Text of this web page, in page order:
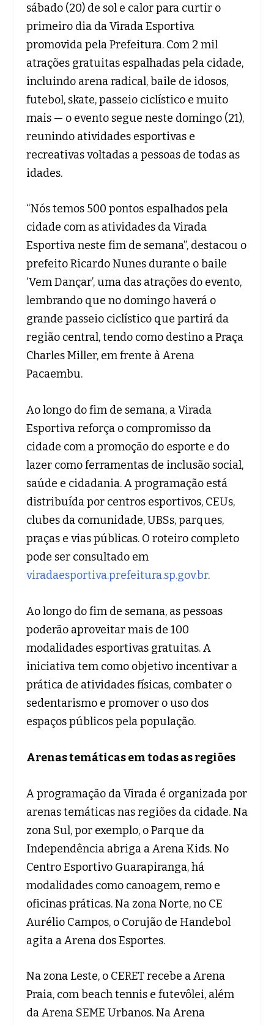
sábado (20) de sol e calor para curtir o
primeiro dia da Virada Esportiva
promovida pela Prefeitura. Com 2 mil
atrações gratuitas espalhadas pela cidade,
incluindo arena radical, baile de idosos,
futebol, skate, passeio ciclístico e muito
mais — o evento segue neste domingo (21),
reunindo atividades esportivas e
recreativas voltadas a pessoas de todas as
idades.
“Nós temos 500 pontos espalhados pela
cidade com as atividades da Virada
Esportiva neste fim de semana”, destacou o
prefeito Ricardo Nunes durante o baile
‘Vem Dançar’, uma das atrações do evento,
lembrando que no domingo haverá o
grande passeio ciclístico que partirá da
região central, tendo como destino a Praça
Charles Miller, em frente à Arena
Pacaembu.
Ao longo do fim de semana, a Virada
Esportiva reforça o compromisso da
cidade com a promoção do esporte e do
lazer como ferramentas de inclusão social,
saúde e cidadania. A programação está
distribuída por centros esportivos, CEUs,
clubes da comunidade, UBSs, parques,
praças e vias públicas. O roteiro completo
pode ser consultado em
viradaesportiva.prefeitura.sp.gov.br.
Ao longo do fim de semana, as pessoas
poderão aproveitar mais de 100
modalidades esportivas gratuitas. A
iniciativa tem como objetivo incentivar a
prática de atividades físicas, combater o
sedentarismo e promover o uso dos
espaços públicos pela população.
Arenas temáticas em todas as regiões
A programação da Virada é organizada por
arenas temáticas nas regiões da cidade. Na
zona Sul, por exemplo, o Parque da
Independência abriga a Arena Kids. No
Centro Esportivo Guarapiranga, há
modalidades como canoagem, remo e
oficinas práticas. Na zona Norte, no CE
Aurélio Campos, o Corujão de Handebol
agita a Arena dos Esportes.
Na zona Leste, o CERET recebe a Arena
Praia, com beach tennis e futevôlei, além
da Arena SEME Urbanos. Na Arena